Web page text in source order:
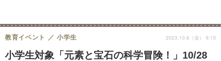
小学生対象「元素と宝石の科学冒険！」10/28
教育イベント 小学生 2023.10.6（金） 9:15